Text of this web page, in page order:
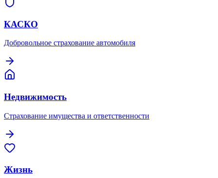
КАСКО
Добровольное страхование автомобиля
Недвижимость
Страхование имущества и ответственности
Жизнь